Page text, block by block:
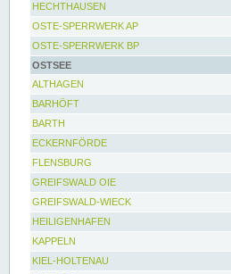
HECHTHAUSEN
OSTE-SPERRWERK AP
OSTE-SPERRWERK BP
OSTSEE
ALTHAGEN
BARHÖFT
BARTH
ECKERNFÖRDE
FLENSBURG
GREIFSWALD OIE
GREIFSWALD-WIECK
HEILIGENHAFEN
KAPPELN
KIEL-HOLTENAU